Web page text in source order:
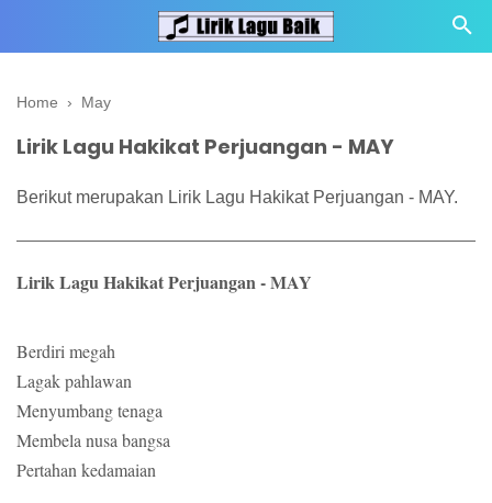
Home › May
Lirik Lagu Hakikat Perjuangan - MAY
Berikut merupakan Lirik Lagu Hakikat Perjuangan - MAY.
Lirik Lagu Hakikat Perjuangan - MAY
Berdiri megah
Lagak pahlawan
Menyumbang tenaga
Membela nusa bangsa
Pertahan kedamaian